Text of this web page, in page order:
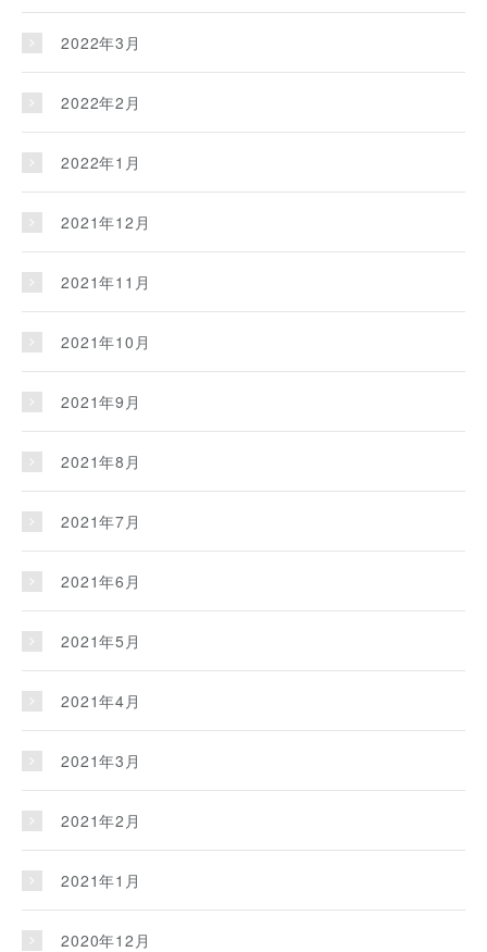
2022年3月
2022年2月
2022年1月
2021年12月
2021年11月
2021年10月
2021年9月
2021年8月
2021年7月
2021年6月
2021年5月
2021年4月
2021年3月
2021年2月
2021年1月
2020年12月